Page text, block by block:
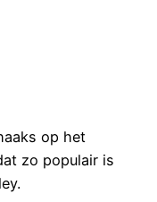
op het
zo populair is